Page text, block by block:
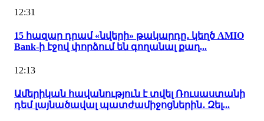
12:31
15 հազար դրամ «նվերի» թակարդը․ կեղծ AMIO
Bank-ի էջով փորձում են գողանալ քաղ...
12:13
Ամերիկան հավանություն է տվել Ռուսաստանի
դեմ լայնածավալ պատժամիջոցներին․ Զել...